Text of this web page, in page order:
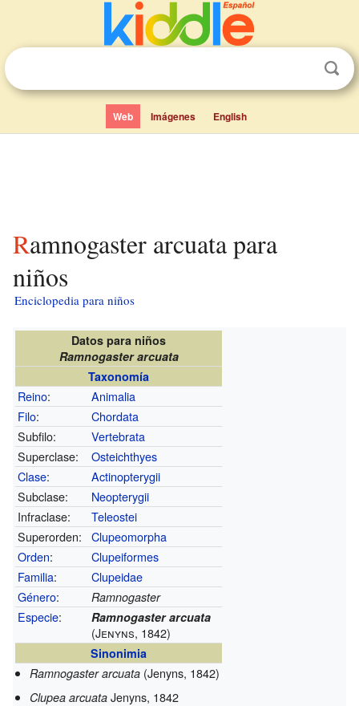
Web Imágenes English
Ramnogaster arcuata para
niños
Enciclopedia para niños
Datos para niños
Ramnogaster arcuata
Taxonomía
Reino:
Animalia
Filo:
Chordata
Subfilo:
Vertebrata
Superclase:
Osteichthyes
Clase:
Actinopterygii
Subclase:
Neopterygii
Infraclase:
Teleostei
Superorden:
Clupeomorpha
Orden:
Clupeiformes
Familia:
Clupeidae
Género: Ramnogaster
Especie: Ramnogaster arcuata
(Jenyns, 1842)
Sinonimia
Ramnogaster arcuata (Jenyns, 1842)
Clupea arcuata Jenyns, 1842